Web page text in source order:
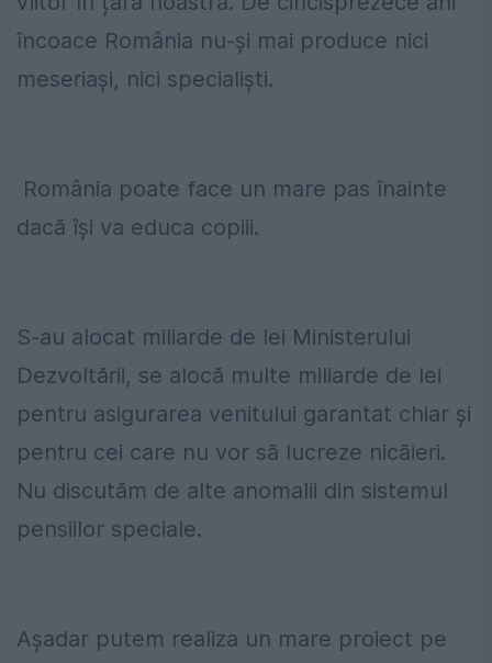
încoace România nu-și mai produce nici
meseriași, nici specialiști.
România poate face un mare pas înainte
dacă își va educa copiii.
S-au alocat miliarde de lei Ministerului
Dezvoltării, se alocă multe miliarde de lei
pentru asigurarea venitului garantat chiar și
pentru cei care nu vor să lucreze nicăieri.
Nu discutăm de alte anomalii din sistemul
pensiilor speciale.
Așadar putem realiza un mare proiect pe